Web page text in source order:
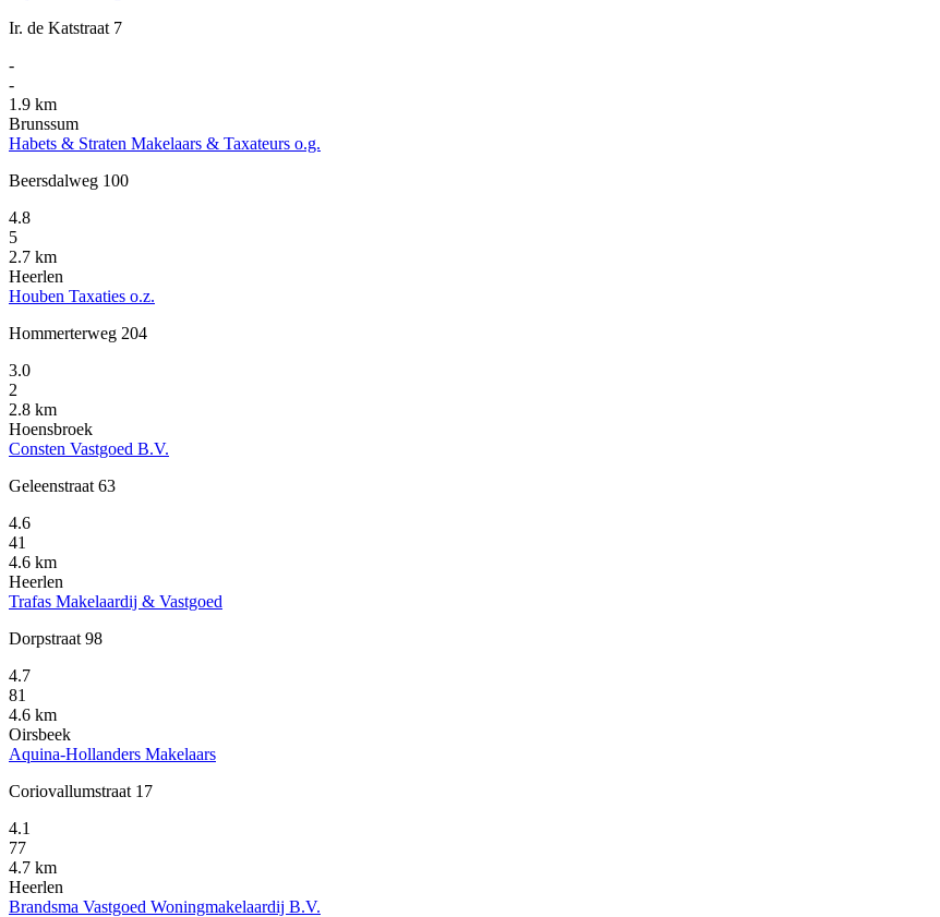
Ir. de Katstraat 7
-
-
1.9 km
Brunssum
Habets & Straten Makelaars & Taxateurs o.g.
Beersdalweg 100
4.8
5
2.7 km
Heerlen
Houben Taxaties o.z.
Hommerterweg 204
3.0
2
2.8 km
Hoensbroek
Consten Vastgoed B.V.
Geleenstraat 63
4.6
41
4.6 km
Heerlen
Trafas Makelaardij & Vastgoed
Dorpstraat 98
4.7
81
4.6 km
Oirsbeek
Aquina-Hollanders Makelaars
Coriovallumstraat 17
4.1
77
4.7 km
Heerlen
Brandsma Vastgoed Woningmakelaardij B.V.